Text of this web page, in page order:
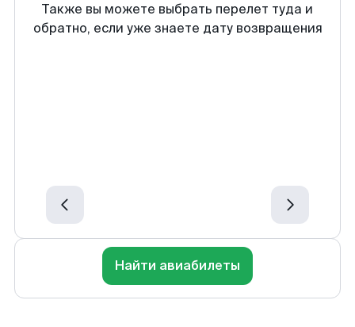
Также вы можете выбрать перелет туда и
обратно, если уже знаете дату возвращения
Найти авиабилеты